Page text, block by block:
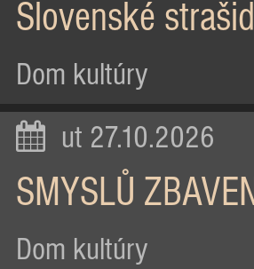
Slovenské
Dom kultúry
ut 27.10.2026
SMYSLŮ ZBAVENÍ
Dom kultúry